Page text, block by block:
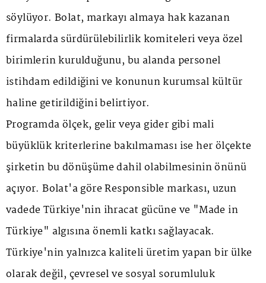
söylüyor. Bolat, markayı almaya hak kazanan
firmalarda sürdürülebilirlik komiteleri veya özel
birimlerin kurulduğunu, bu alanda personel
istihdam edildiğini ve konunun kurumsal kültür
haline getirildiğini belirtiyor.
Programda ölçek, gelir veya gider gibi mali
büyüklük kriterlerine bakılmaması ise her ölçekte
şirketin bu dönüşüme dahil olabilmesinin önünü
açıyor. Bolat'a göre Responsible markası, uzun
vadede Türkiye'nin ihracat gücüne ve "Made in
Türkiye" algısına önemli katkı sağlayacak.
Türkiye'nin yalnızca kaliteli üretim yapan bir ülke
olarak değil, çevresel ve sosyal sorumluluk